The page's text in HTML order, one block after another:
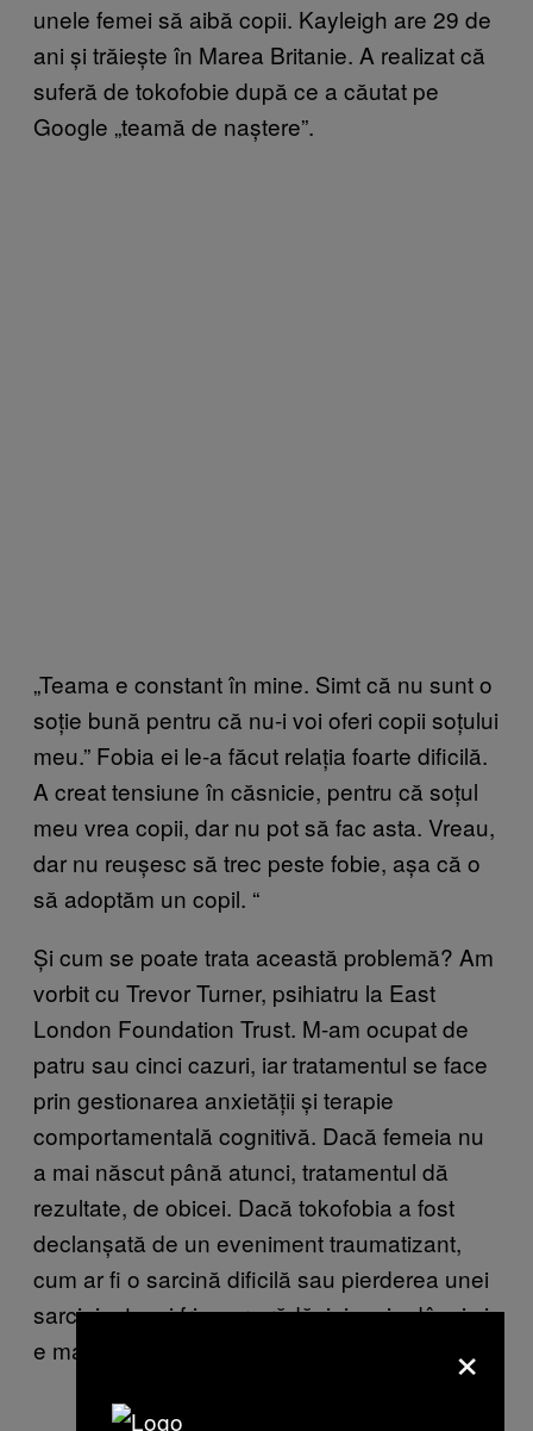
unele femei să aibă copii. Kayleigh are 29 de
ani și trăiește în Marea Britanie. A realizat că
suferă de tokofobie după ce a căutat pe
Google „teamă de naștere”.
„Teama e constant în mine. Simt că nu sunt o
soție bună pentru că nu-i voi oferi copii soțului
meu.” Fobia ei le-a făcut relația foarte dificilă.
A creat tensiune în căsnicie, pentru că soțul
meu vrea copii, dar nu pot să fac asta. Vreau,
dar nu reușesc să trec peste fobie, așa că o
să adoptăm un copil. “
Și cum se poate trata această problemă? Am
vorbit cu Trevor Turner, psihiatru la East
London Foundation Trust. M-am ocupat de
patru sau cinci cazuri, iar tratamentul se face
prin gestionarea anxietății și terapie
comportamentală cognitivă. Dacă femeia nu
a mai născut până atunci, tratamentul dă
rezultate, de obicei. Dacă tokofobia a fost
declanșată de un eveniment traumatizant,
cum ar fi o sarcină dificilă sau pierderea unei
sarcini, atunci frica are rădăcini mai adânci și
e mai greu de calmat.
×